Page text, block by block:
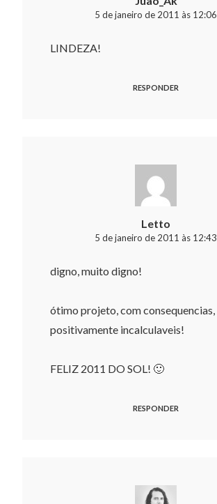
5 de janeiro de 2011 às 12:06
LINDEZA!
RESPONDER
Letto
5 de janeiro de 2011 às 12:43
digno, muito digno!
ótimo projeto, com consequencias,
positivamente incalculaveis!
FELIZ 2011 DO SOL! 🙂
RESPONDER